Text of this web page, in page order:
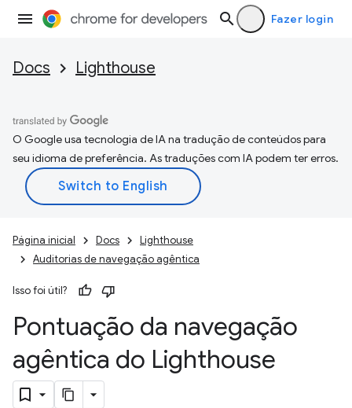
Fazer login
Docs Lighthouse
O Google usa tecnologia de IA na tradução de conteúdos para
seu idioma de preferência. As traduções com IA podem ter erros.
Página inicial Docs
Lighthouse
Auditorias de navegação agêntica
Isso foi útil?
Pontuação da navegação
agêntica do Lighthouse